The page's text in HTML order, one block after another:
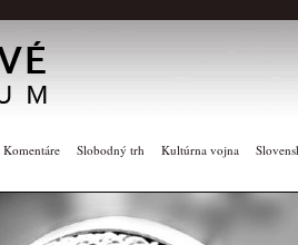
Komentáre Slobodný trh Kultúrna vojna